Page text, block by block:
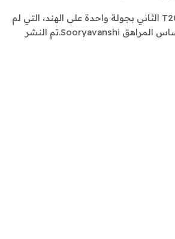
فازت أيرلندا بسباق T20 الثاني بجولة واحدة على الهند، التي لم
تقدم أول ظهور للإحساس المراهق Sooryavanshi.تم النشر